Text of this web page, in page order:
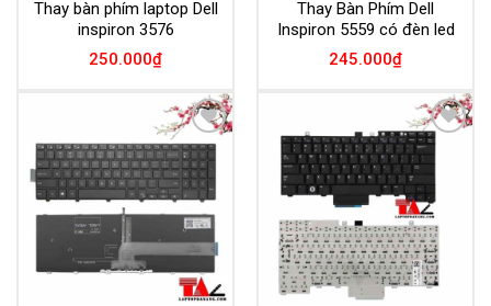
Thay bàn phím laptop Dell
inspiron 3576
250.000₫
Thay Bàn Phím Dell
Inspiron 5559 có đèn led
245.000₫
Add to
Wishlist
Add to
Wishlist